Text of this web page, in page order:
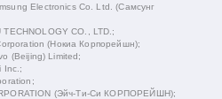
Electronics Co. Ltd. (Самсунг
CO., LTD.;
(Нокиа Корпорейшн);
(Beijing) Limited;
Inc.;
(Эйч-Ти-Си КОРПОРЕЙШН);